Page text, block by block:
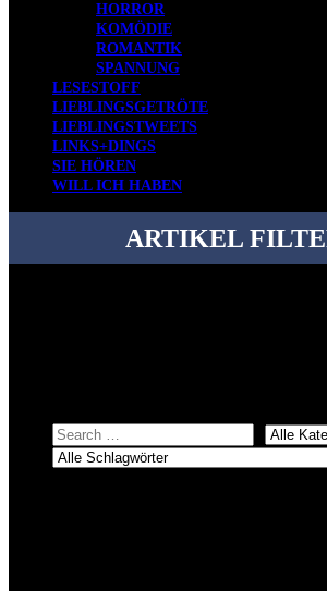
HORROR
KOMÖDIE
ROMANTIK
SPANNUNG
LESESTOFF
LIEBLINGSGETRÖTE
LIEBLINGSTWEETS
LINKS+DINGS
SIE HÖREN
WILL ICH HABEN
ARTIKEL